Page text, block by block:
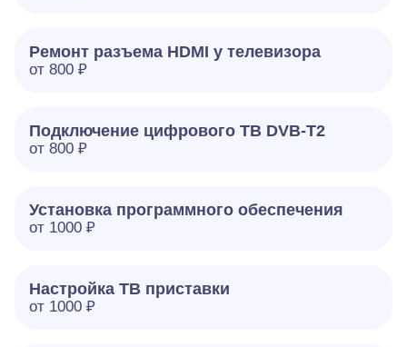
Ремонт разъема HDMI у телевизора
от 800 ₽
Подключение цифрового ТВ DVB-T2
от 800 ₽
Установка программного обеспечения
от 1000 ₽
Настройка ТВ приставки
от 1000 ₽